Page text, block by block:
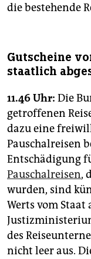
die bestehende
Gutscheine
staatlich
11.46 Uhr: Die
getroffenen
dazu eine
Pauschalreisen
Entschädigung
Pauschalreisen,
wurden, sind
Werts vom Staat
des
nicht leer aus.